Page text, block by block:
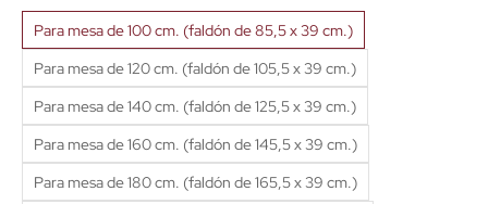
Para mesa de 100 cm. (faldón de 85,5 x 39 cm.)
Para mesa de 120 cm. (faldón de 105,5 x 39 cm.)
Para mesa de 140 cm. (faldón de 125,5 x 39 cm.)
Para mesa de 160 cm. (faldón de 145,5 x 39 cm.)
Para mesa de 180 cm. (faldón de 165,5 x 39 cm.)